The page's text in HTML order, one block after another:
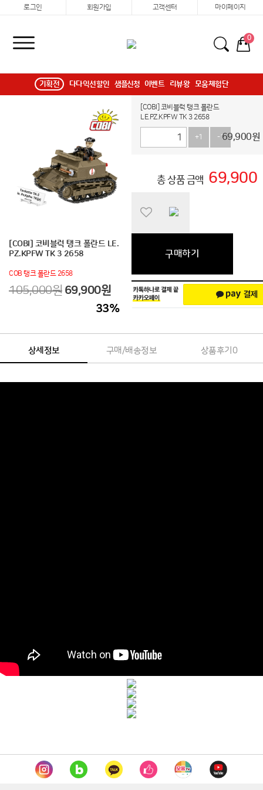
로그인 회원가입 고객센터 마이페이지
0
기획전 다다익선할인 샘플신청 이벤트 리뷰왕 모움체험단
[COBI] 코비블럭 탱크 폴란드 LE.
PZ.KPFW TK 3 2658
COB 탱크 폴란드 2658
105,000원 69,900원
33%
[COBI] 코비블럭 탱크 폴란드
LE.PZ.KPFW TK 3 2658
+1 -169,900원
총 상품 금액 69,900
구매하기
상세정보 구매/배송정보 상품후기 0